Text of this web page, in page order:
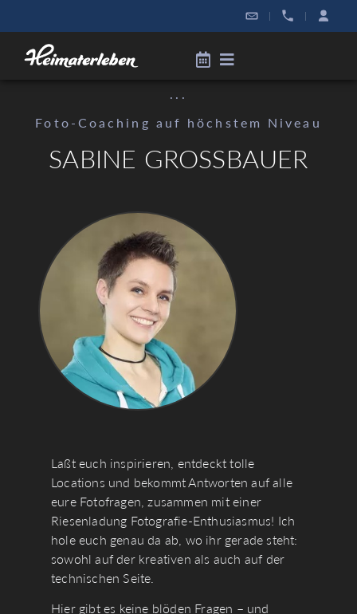
| |
...
Foto-Coaching auf höchstem Niveau
SABINE GROSSBAUER
Laßt euch inspirieren, entdeckt tolle
Locations und bekommt Antworten auf alle
eure Fotofragen, zusammen mit einer
Riesenladung Fotografie-Enthusiasmus! Ich
hole euch genau da ab, wo ihr gerade steht:
sowohl auf der kreativen als auch auf der
technischen Seite.
Hier gibt es keine blöden Fragen – und